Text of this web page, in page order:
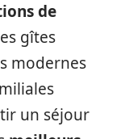
de
gîtes
modernes
un séjour